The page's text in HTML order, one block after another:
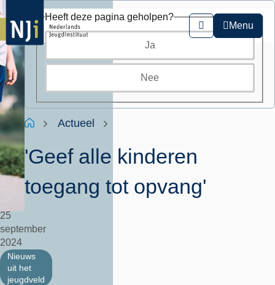
Overslaan
en
naar
de
inhoud
gaan
Zoeken
Menu
Kruimelpad
HomeActueel
'Geef alle kinderen
toegang tot opvang'
25
september
2024
Nieuws
uit het
jeugdveld
Heeft deze pagina geholpen?
Ja
Nee